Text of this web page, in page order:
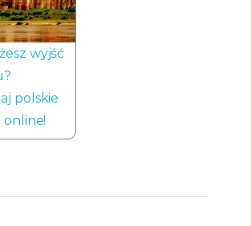
wyjść
polskie
online!